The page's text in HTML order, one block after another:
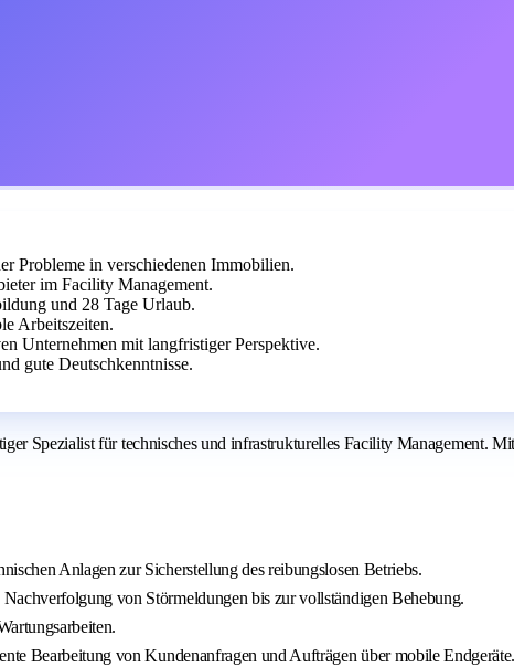
Probleme in verschiedenen Immobilien.
im Facility Management.
und 28 Tage Urlaub.
Arbeitszeiten.
Unternehmen mit langfristiger Perspektive.
gute Deutschkenntnisse.
Spezialist für technisches und infrastrukturelles Facility Management.
Anlagen zur Sicherstellung des reibungslosen Betriebs.
von Störmeldungen bis zur vollständigen Behebung.
Bearbeitung von Kundenanfragen und Aufträgen über mobile